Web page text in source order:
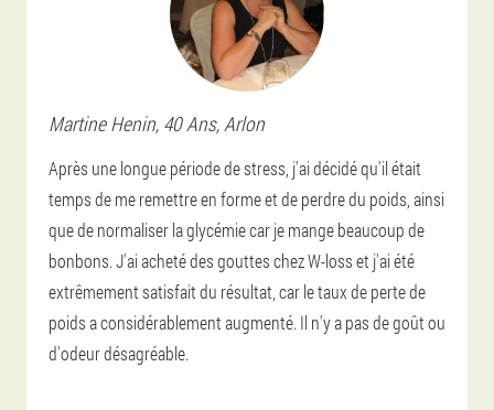
Martine Henin, 40 Ans,Arlon
Après une longue période de stress, j'ai décidé qu'il était
temps de me remettre en forme et de perdre du poids, ainsi
que de normaliser la glycémie car je mange beaucoup de
bonbons. J'ai acheté des gouttes chez W-loss et j'ai été
extrêmement satisfait du résultat, car le taux de perte de
poids a considérablement augmenté. Il n'y a pas de goût ou
d'odeur désagréable.